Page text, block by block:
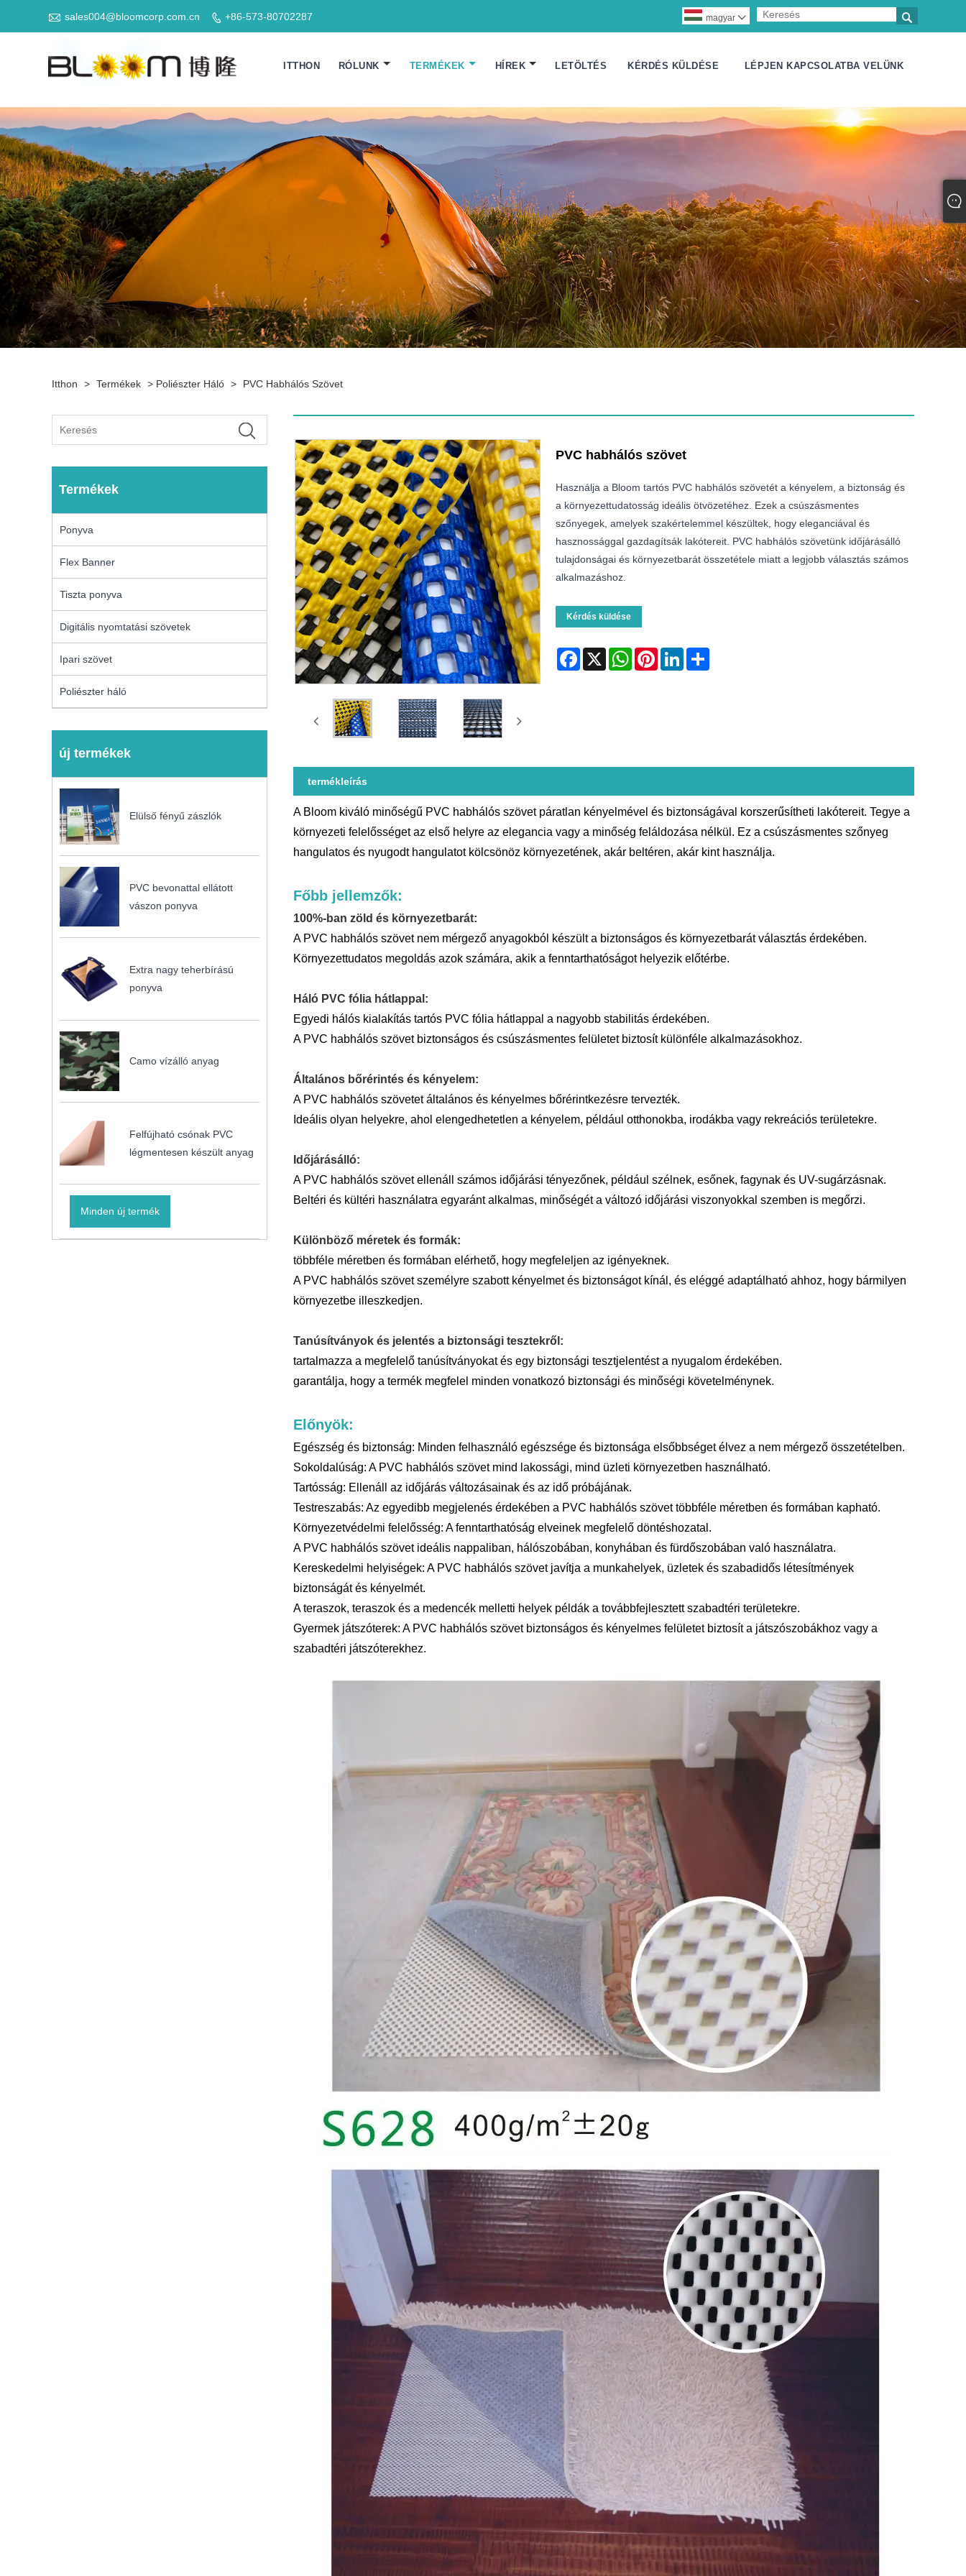
 sales004@bloomcorp.com.cn  +86-573-80702287 
magyar 
ITTHON RÓLUNK TERMÉKEK HÍREK LETÖLTÉS KÉRDÉS KÜLDÉSE LÉPJEN KAPCSOLATBA VELÜNK
Itthon > Termékek > Poliészter Háló > PVC Habhálós Szövet
Termékek
Ponyva
Flex Banner
Tiszta ponyva
Digitális nyomtatási szövetek
Ipari szövet
Poliészter háló
új termékek
Elülső fényű zászlók
PVC bevonattal ellátott
vászon ponyva
Extra nagy teherbírású
ponyva
Camo vízálló anyag
Felfújható csónak PVC
légmentesen készült anyag
Minden új termék
PVC habhálós szövet
Használja a Bloom tartós PVC habhálós szövetét a kényelem, a biztonság és
a környezettudatosság ideális ötvözetéhez. Ezek a csúszásmentes
szőnyegek, amelyek szakértelemmel készültek, hogy eleganciával és
hasznossággal gazdagítsák lakótereit. PVC habhálós szövetünk időjárásálló
tulajdonságai és környezetbarát összetétele miatt a legjobb választás számos
alkalmazáshoz.
Kérdés küldése
Facebook
X WhatsAppPinterestLinkedInShare
termékleírás
A Bloom kiváló minőségű PVC habhálós szövet páratlan kényelmével és biztonságával korszerűsítheti lakótereit. Tegye a
környezeti felelősséget az első helyre az elegancia vagy a minőség feláldozása nélkül. Ez a csúszásmentes szőnyeg
hangulatos és nyugodt hangulatot kölcsönöz környezetének, akár beltéren, akár kint használja.
Főbb jellemzők:
100%-ban zöld és környezetbarát:
A PVC habhálós szövet nem mérgező anyagokból készült a biztonságos és környezetbarát választás érdekében.
Környezettudatos megoldás azok számára, akik a fenntarthatóságot helyezik előtérbe.
Háló PVC fólia hátlappal:
Egyedi hálós kialakítás tartós PVC fólia hátlappal a nagyobb stabilitás érdekében.
A PVC habhálós szövet biztonságos és csúszásmentes felületet biztosít különféle alkalmazásokhoz.
Általános bőrérintés és kényelem:
A PVC habhálós szövetet általános és kényelmes bőrérintkezésre tervezték.
Ideális olyan helyekre, ahol elengedhetetlen a kényelem, például otthonokba, irodákba vagy rekreációs területekre.
Időjárásálló:
A PVC habhálós szövet ellenáll számos időjárási tényezőnek, például szélnek, esőnek, fagynak és UV-sugárzásnak.
Beltéri és kültéri használatra egyaránt alkalmas, minőségét a változó időjárási viszonyokkal szemben is megőrzi.
Különböző méretek és formák:
többféle méretben és formában elérhető, hogy megfeleljen az igényeknek.
A PVC habhálós szövet személyre szabott kényelmet és biztonságot kínál, és eléggé adaptálható ahhoz, hogy bármilyen
környezetbe illeszkedjen.
Tanúsítványok és jelentés a biztonsági tesztekről:
tartalmazza a megfelelő tanúsítványokat és egy biztonsági tesztjelentést a nyugalom érdekében.
garantálja, hogy a termék megfelel minden vonatkozó biztonsági és minőségi követelménynek.
Előnyök:
Egészség és biztonság: Minden felhasználó egészsége és biztonsága elsőbbséget élvez a nem mérgező összetételben.
Sokoldalúság: A PVC habhálós szövet mind lakossági, mind üzleti környezetben használható.
Tartósság: Ellenáll az időjárás változásainak és az idő próbájának.
Testreszabás: Az egyedibb megjelenés érdekében a PVC habhálós szövet többféle méretben és formában kapható.
Környezetvédelmi felelősség: A fenntarthatóság elveinek megfelelő döntéshozatal.
A PVC habhálós szövet ideális nappaliban, hálószobában, konyhában és fürdőszobában való használatra.
Kereskedelmi helyiségek: A PVC habhálós szövet javítja a munkahelyek, üzletek és szabadidős létesítmények
biztonságát és kényelmét.
A teraszok, teraszok és a medencék melletti helyek példák a továbbfejlesztett szabadtéri területekre.
Gyermek játszóterek: A PVC habhálós szövet biztonságos és kényelmes felületet biztosít a játszószobákhoz vagy a
szabadtéri játszóterekhez.